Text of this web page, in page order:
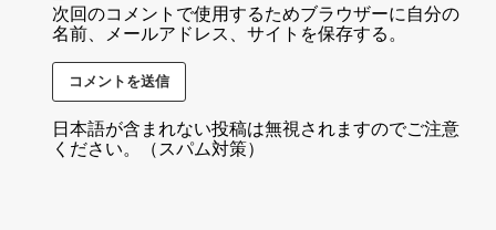
次回のコメントで使用するためブラウザーに自分の
名前、メールアドレス、サイトを保存する。
日本語が含まれない投稿は無視されますのでご注意
ください。（スパム対策）